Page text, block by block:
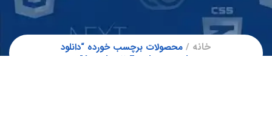
خانه
محصولات برچسب خورده “دانلود
Angular 11 Fundamentals”